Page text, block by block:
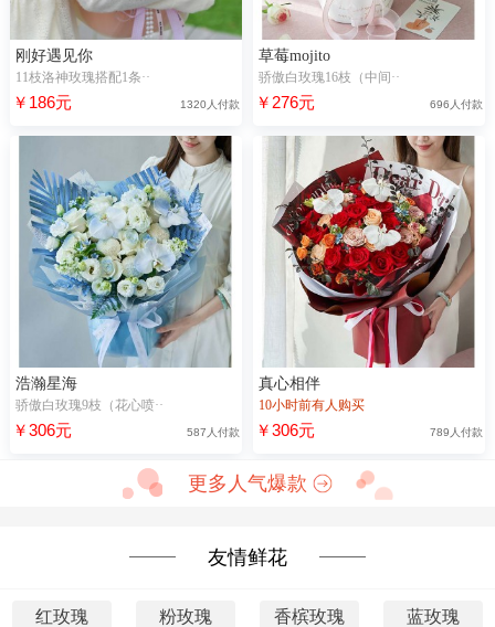
刚好遇见你
11枝洛神玫瑰搭配1条··
￥186元 1320人付款
草莓mojito
骄傲白玫瑰16枝（中间··
￥276元 696人付款
浩瀚星海
骄傲白玫瑰9枝（花心喷··
￥306元 587人付款
真心相伴
10小时前有人购买
￥306元 789人付款
更多人气爆款
友情鲜花
红玫瑰 粉玫瑰 香槟玫瑰 蓝玫瑰